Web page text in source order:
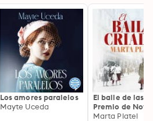
Los amores paralelos
Mayte Uceda
El baile de las
Premio de
Fernando Lara
Marta Platel